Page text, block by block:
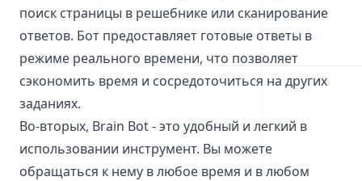
поиск страницы в решебнике или сканирование
ответов. Бот предоставляет готовые ответы в
режиме реального времени, что позволяет
сэкономить время и сосредоточиться на других
заданиях.
Во-вторых, Brain Bot - это удобный и легкий в
использовании инструмент. Вы можете
обращаться к нему в любое время и в любом